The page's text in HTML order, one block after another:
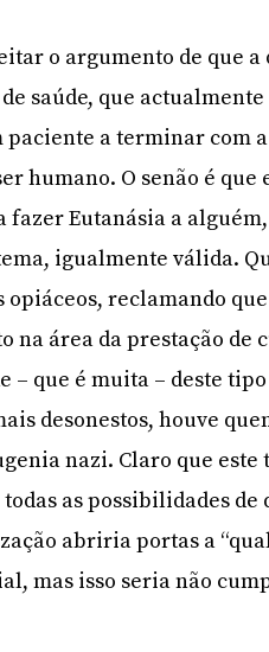
o argumento de que
saúde, que
paciente a terminar com
humano. O senão é
fazer Eutanásia a
igualmente válida.
opiáceos, reclamando
na área da prestação de
– que é muita – deste
desonestos, houve
nazi. Claro que
as possibilidades de
abriria portas a
mas isso seria não